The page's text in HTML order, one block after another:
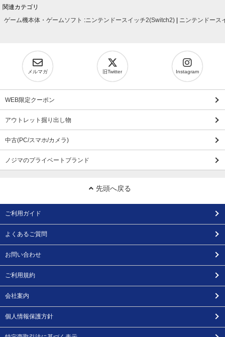
関連カテゴリ
ゲーム機本体・ゲームソフト :ニンテンドースイッチ2(Switch2) ニンテンドース
メルマガ 旧Twitter Instagram
WEB限定クーポン
アウトレット掘り出し物
中古(PC/スマホ/カメラ)
ノジマのプライベートブランド
先頭へ戻る
ご利用ガイド
よくあるご質問
お問い合わせ
ご利用規約
会社案内
個人情報保護方針